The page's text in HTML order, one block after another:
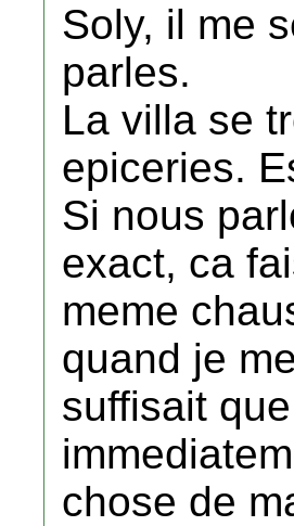
Soly, il me
parles.
La villa se
epiceries.
Si nous
exact, ca
meme
quand je
suffisait
chose de